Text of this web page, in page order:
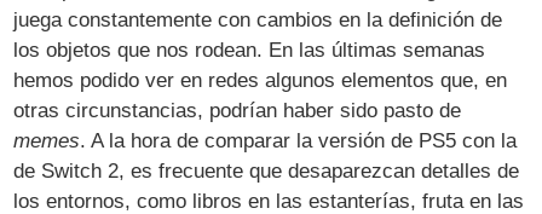
juega constantemente con cambios en la definición de
los objetos que nos rodean. En las últimas semanas
hemos podido ver en redes algunos elementos que, en
otras circunstancias, podrían haber sido pasto de
memes. A la hora de comparar la versión de PS5 con la
de Switch 2, es frecuente que desaparezcan detalles de
los entornos, como libros en las estanterías, fruta en las